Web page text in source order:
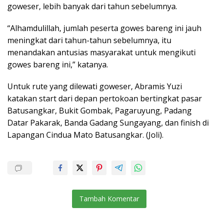
goweser, lebih banyak dari tahun sebelumnya.
“Alhamdulillah, jumlah peserta gowes bareng ini jauh
meningkat dari tahun-tahun sebelumnya, itu
menandakan antusias masyarakat untuk mengikuti
gowes bareng ini,” katanya.
Untuk rute yang dilewati goweser, Abramis Yuzi
katakan start dari depan pertokoan bertingkat pasar
Batusangkar, Bukit Gombak, Pagaruyung, Padang
Datar Pakarak, Banda Gadang Sungayang, dan finish di
Lapangan Cindua Mato Batusangkar. (Joli).
Tambah Komentar